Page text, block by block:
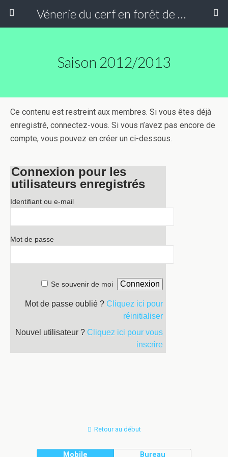
Vénerie du cerf en forêt de Compiègne
Saison 2012/2013
Ce contenu est restreint aux membres. Si vous êtes déjà
enregistré, connectez-vous. Si vous n’avez pas encore de
compte, vous pouvez en créer un ci-dessous.
Connexion pour les
utilisateurs enregistrés
Identifiant ou e-mail
Mot de passe
Se souvenir de moi
Mot de passe oublié ? Cliquez ici pour
réinitialiser
Nouvel utilisateur ? Cliquez ici pour vous
inscrire
Retour au début
Mobile Bureau